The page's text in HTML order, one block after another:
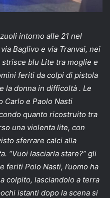
intorno alle 21 nel
Baglivo e via Tranvai, nei
strisce blu Lite tra moglie e
feriti da colpi di pistola
la donna in difficoltà . Le
Carlo e Paolo Nasti
quanto ricostruito tra
una violenta lite, con
sferrare calci alla
“Vuoi lasciarla stare?” gli
feriti Polo Nasti, l’uomo ha
colpito, lasciandolo a terra
istanti dopo la scena si